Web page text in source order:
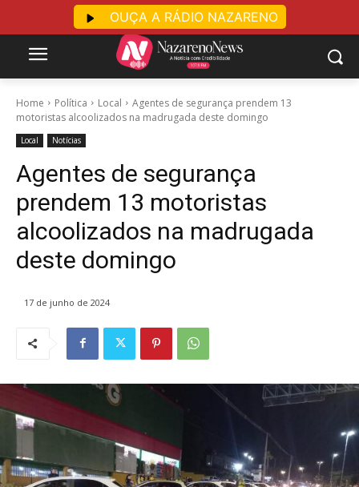
Home Política Local
Agentes de segurança prendem 13
motoristas alcoolizados na madrugada deste domingo
Local Notícias
Agentes de segurança
prendem 13 motoristas
alcoolizados na madrugada
deste domingo
17 de junho de 2024
OUÇA A RÁDIO NAZARENO